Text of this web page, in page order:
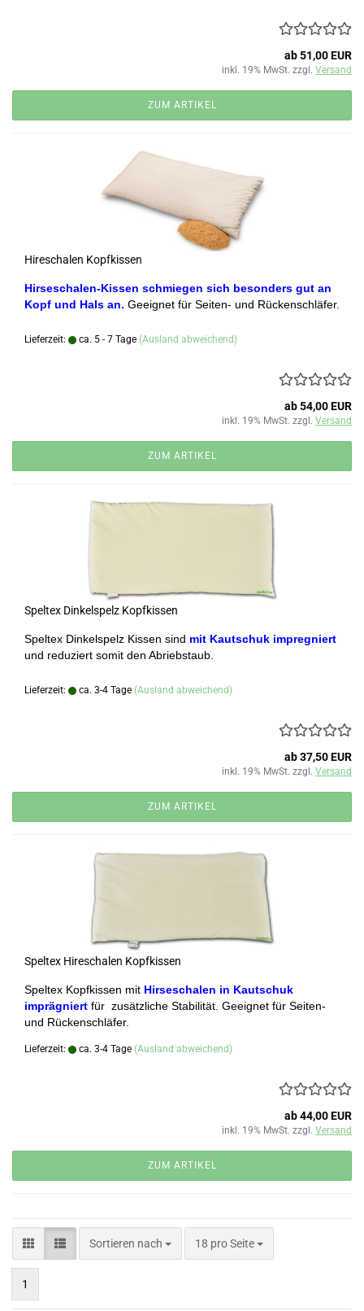
ab 51,00 EUR
inkl. 19% MwSt. zzgl. Versand
ZUM ARTIKEL
Hireschalen Kopfkissen
Hirseschalen-Kissen schmiegen sich besonders gut an
Kopf und Hals an. Geeignet für Seiten- und Rückenschläfer.
Lieferzeit: ca. 5 - 7 Tage (Ausland abweichend)
ab 54,00 EUR
inkl. 19% MwSt. zzgl. Versand
ZUM ARTIKEL
Speltex Dinkelspelz Kopfkissen
Speltex Dinkelspelz Kissen sind mit Kautschuk impregniert
und reduziert somit den Abriebstaub.
Lieferzeit: ca. 3-4 Tage (Ausland abweichend)
ab 37,50 EUR
inkl. 19% MwSt. zzgl. Versand
ZUM ARTIKEL
Speltex Hireschalen Kopfkissen
Speltex Kopfkissen mit Hirseschalen in Kautschuk
imprägniert für zusätzliche Stabilität. Geeignet für Seiten-
und Rückenschläfer.
Lieferzeit: ca. 3-4 Tage (Ausland abweichend)
ab 44,00 EUR
inkl. 19% MwSt. zzgl. Versand
ZUM ARTIKEL
Sortieren nach
Sortieren nach 18 pro Seite
pro Seite
1